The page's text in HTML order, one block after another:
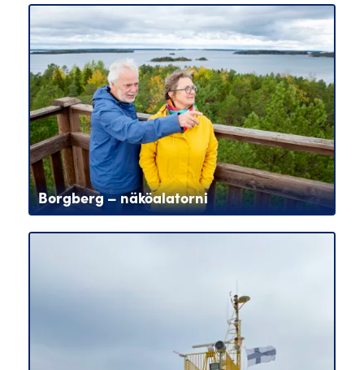
Borgberg – näköalatorni